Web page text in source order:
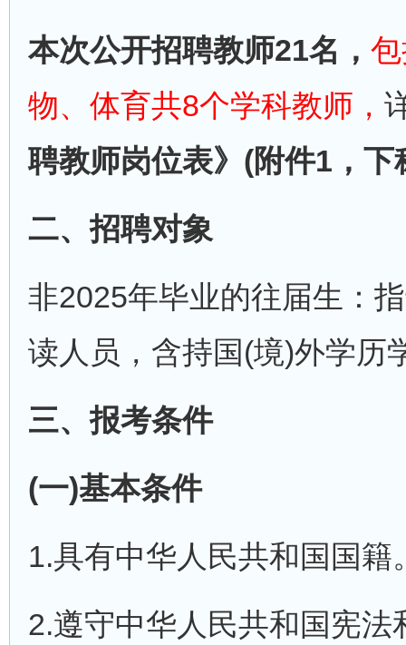
本次公开招聘教师21名，
物、体育共8个学科教师，
聘教师岗位表》(附件1，下
二、招聘对象
非2025年毕业的往届生：
读人员，含持国(境)外学历
三、报考条件
(一)基本条件
1.具有中华人民共和国国籍
2.遵守中华人民共和国宪法